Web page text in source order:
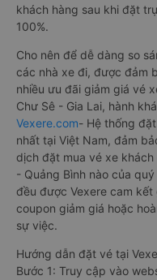
khách hàng sau khi đặt
100%.
Cho nên để dễ dàng so
các nhà xe đi, được đảm
nhiều ưu đãi giảm giá vé
Chư Sê - Gia Lai, hành
Vexere.com- Hệ thống
nhất tại Việt Nam, đảm
dịch đặt mua vé xe khách
- Quảng Bình nào của
đều được Vexere cam
coupon giảm giá hoặc
sự việc.
Hướng dẫn đặt vé tại
Bước 1: Truy cập vào